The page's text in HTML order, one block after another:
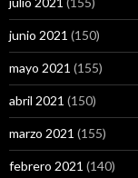
junio 2021 (150)
mayo 2021 (155)
abril 2021 (150)
marzo 2021 (155)
febrero 2021 (140)